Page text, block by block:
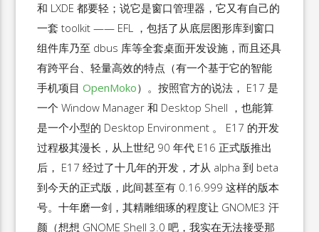
和 LXDE 都要轻；说它是窗口管理器，它又有自己的
一套 toolkit —— EFL ，包括了从底层图形库到窗口
组件库乃至 dbus 库等全套桌面开发设施，而且还具
有跨平台、轻量高效的特点（有一个基于它的智能
手机项目OpenMoko）。按照官方的说法， E17 是
一个 Window Manager 和 Desktop Shell ，也能算
是一个小型的 Desktop Environment 。 E17 的开发
过程极其漫长，从上世纪 90 年代 E16 正式版推出
后， E17 经过了十几年的开发，才从 alpha 到 beta
到今天的正式版，此间甚至有 0.16.999 这样的版本
号。十年磨一剑，其精雕细琢的程度让 GNOME3 汗
颜（想想 GNOME Shell 3.0 吧，我实在无法接受那